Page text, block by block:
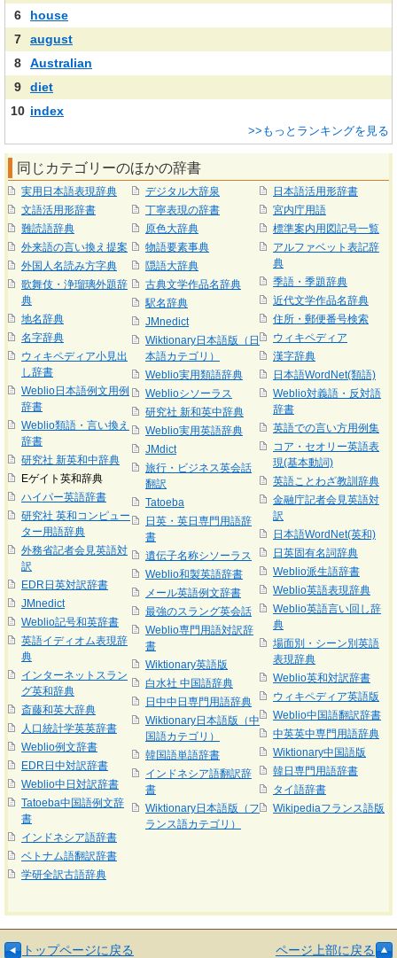
6
house
7
august
8
Australian
9
diet
10 index
>>もっとランキングを見る
同じカテゴリーのほかの辞書
実用日本語表現辞典
文語活用形辞書
難読語辞典
外来語の言い換え提案
外国人名読み方字典
歌舞伎・浄瑠璃外題辞
典
地名辞典
名字辞典
ウィキペディア小見出
し辞書
Weblio日本語例文用例
辞書
Weblio類語・言い換え
辞書
研究社 新英和中辞典
Eゲイト英和辞典
ハイパー英語辞書
研究社 英和コンピュー
ター用語辞典
外務省記者会見英語対
訳
EDR日英対訳辞書
JMnedict
Weblio記号和英辞書
英語イディオム表現辞
典
インターネットスラン
グ英和辞典
斎藤和英大辞典
人口統計学英英辞書
Weblio例文辞書
EDR日中対訳辞書
Weblio中日対訳辞書
Tatoeba中国語例文辞
書
インドネシア語辞書
ベトナム語翻訳辞書
学研全訳古語辞典
デジタル大辞泉
丁寧表現の辞書
原色大辞典
物語要素事典
隠語大辞典
古典文学作品名辞典
駅名辞典
JMnedict
Wiktionary日本語版（日
本語カテゴリ）
Weblio実用類語辞典
Weblioシソーラス
研究社 新和英中辞典
Weblio実用英語辞典
JMdict
旅行・ビジネス英会話
翻訳
Tatoeba
日英・英日専門用語辞
書
遺伝子名称シソーラス
Weblio和製英語辞書
メール英語例文辞書
最強のスラング英会話
Weblio専門用語対訳辞
書
Wiktionary英語版
白水社 中国語辞典
日中中日専門用語辞典
Wiktionary日本語版（中
国語カテゴリ）
韓国語単語辞書
インドネシア語翻訳辞
書
Wiktionary日本語版（フ
ランス語カテゴリ）
日本語活用形辞書
宮内庁用語
標準案内用図記号一覧
アルファベット表記辞
典
季語・季題辞典
近代文学作品名辞典
住所・郵便番号検索
ウィキペディア
漢字辞典
日本語WordNet(類語)
Weblio対義語・反対語
辞書
英語での言い方用例集
コア・セオリー英語表
現(基本動詞)
英語ことわざ教訓辞典
金融庁記者会見英語対
訳
日本語WordNet(英和)
日英固有名詞辞典
Weblio派生語辞書
Weblio英語表現辞典
Weblio英語言い回し辞
典
場面別・シーン別英語
表現辞典
Weblio英和対訳辞書
ウィキペディア英語版
Weblio中国語翻訳辞書
中英英中専門用語辞典
Wiktionary中国語版
韓日専門用語辞書
タイ語辞書
Wikipediaフランス語版
トップページに戻る ページ上部に戻る